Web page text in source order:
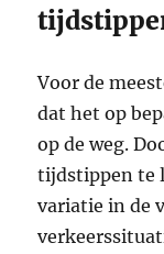
Voor de
dat het op
op de weg.
tijdstippen te
variatie in de